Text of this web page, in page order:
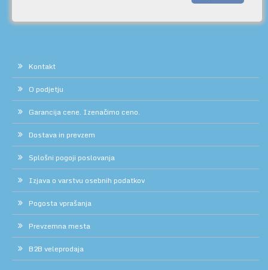
Kontakt
O podjetju
Garancija cene. Izenačimo ceno.
Dostava in prevzem
Splošni pogoji poslovanja
Izjava o varstvu osebnih podatkov
Pogosta vprašanja
Prevzemna mesta
B2B veleprodaja